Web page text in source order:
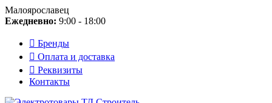
Малоярославец
Ежедневно: 9:00 - 18:00
Бренды
Оплата и доставка
Реквизиты
Контакты